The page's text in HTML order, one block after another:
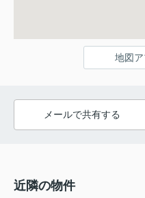
地図
メールで共有する
近隣の物件